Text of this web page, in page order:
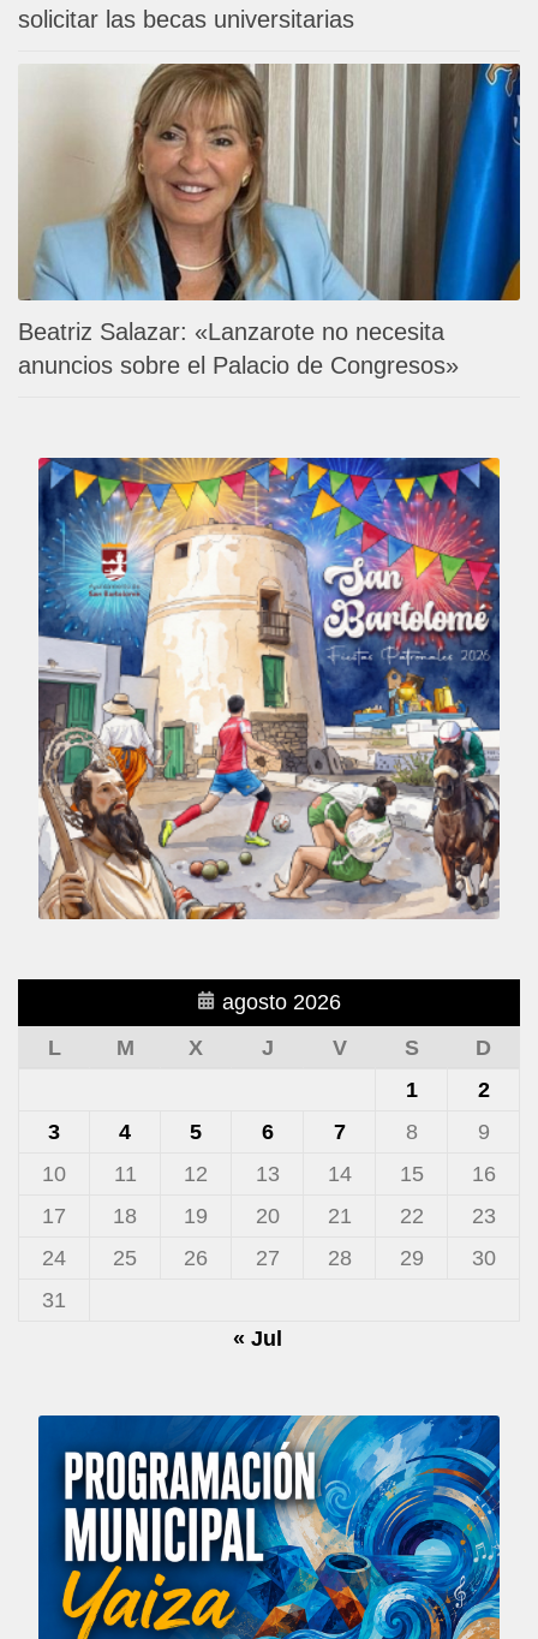
solicitar las becas universitarias
Beatriz Salazar: «Lanzarote no necesita
anuncios sobre el Palacio de Congresos»
agosto 2026
L
M X J V S
D
1
2
3
4 5 6 7 8
9
10
11 12 13 14 15
16
17
18 19 20 21 22
23
24
25 26 27 28 29
30
31
« Jul